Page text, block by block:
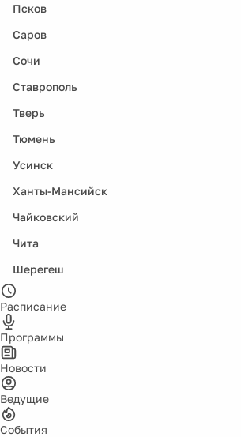
Псков
Саров
Сочи
Ставрополь
Тверь
Тюмень
Усинск
Ханты-Мансийск
Чайковский
Чита
Шерегеш
Расписание
Программы
Новости
Ведущие
События